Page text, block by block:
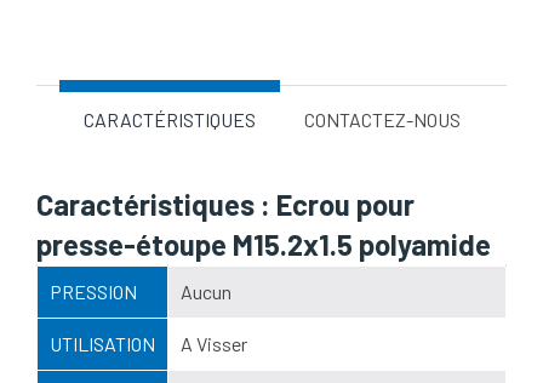
CARACTÉRISTIQUES CONTACTEZ-NOUS
Caractéristiques : Ecrou pour
presse-étoupe M15.2x1.5 polyamide
PRESSION Aucun
UTILISATION A Visser